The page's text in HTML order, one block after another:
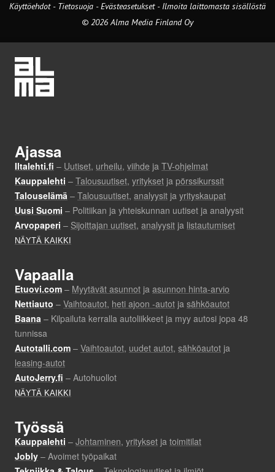
Käyttöehdot - Tietosuoja -Evästeasetukset- Ilmoita laittomasta sisällöstä
© 2026 Alma Media Finland Oy